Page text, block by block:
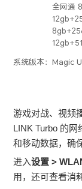
全网通
系统版本：Magic
游戏对战、视频
LINK Turbo 的
和移动数据，确
进入设置 >
用，还可查看消